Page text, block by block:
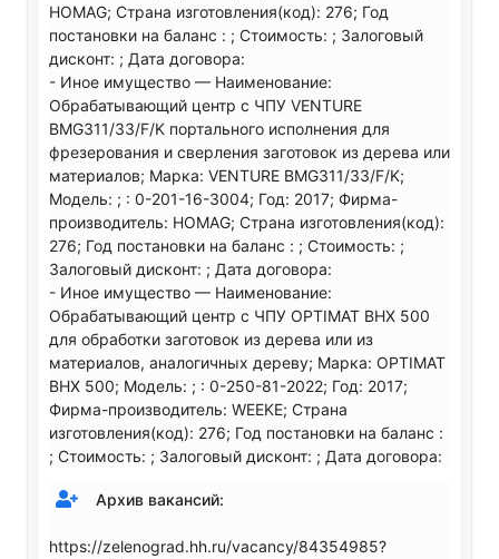
HOMAG; Страна изготовления(код): 276; Год
постановки на баланс : ; Стоимость: ; Залоговый
дисконт: ; Дата договора:
- Иное имущество — Наименование:
Обрабатывающий центр с ЧПУ VENTURE
BMG311/33/F/K портального исполнения для
фрезерования и сверления заготовок из дерева или
материалов; Марка: VENTURE BMG311/33/F/K;
Модель: ; : 0-201-16-3004; Год: 2017; Фирма-
производитель: HOMAG; Страна изготовления(код):
276; Год постановки на баланс : ; Стоимость: ;
Залоговый дисконт: ; Дата договора:
- Иное имущество — Наименование:
Обрабатывающий центр с ЧПУ OPTIMAT BHX 500
для обработки заготовок из дерева или из
материалов, аналогичных дереву; Марка: OPTIMAT
BHX 500; Модель: ; : 0-250-81-2022; Год: 2017;
Фирма-производитель: WEEKE; Страна
изготовления(код): 276; Год постановки на баланс :
; Стоимость: ; Залоговый дисконт: ; Дата договора:
Архив вакансий:
https://zelenograd.hh.ru/vacancy/84354985?